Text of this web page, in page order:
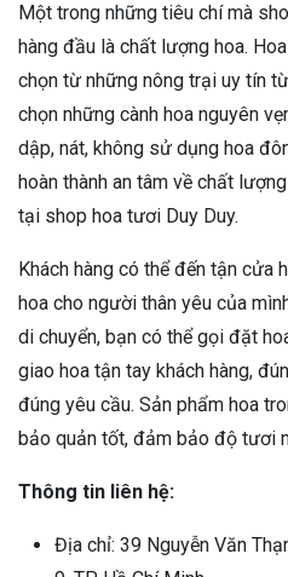
Một trong những tiêu chí mà
hàng đầu là chất lượng hoa.
chọn từ những nông trại uy tín
chọn những cành hoa nguyên
dập, nát, không sử dụng hoa
hoàn thành an tâm về chất
tại shop hoa tươi Duy Duy.
Khách hàng có thể đến tận cửa
hoa cho người thân yêu của
di chuyển, bạn có thể gọi đặt
giao hoa tận tay khách hàng,
đúng yêu cầu. Sản phẩm hoa
bảo quản tốt, đảm bảo độ tươi
Thông tin liên hệ:
Địa chỉ: 39 Nguyễn Văn